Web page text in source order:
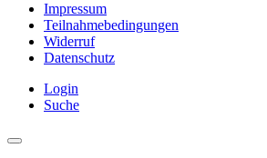
Impressum
Teilnahmebedingungen
Widerruf
Datenschutz
Login
Suche